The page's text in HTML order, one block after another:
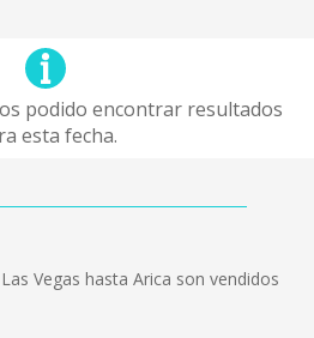
podido encontrar resultados
esta fecha.
Vegas hasta Arica son vendidos